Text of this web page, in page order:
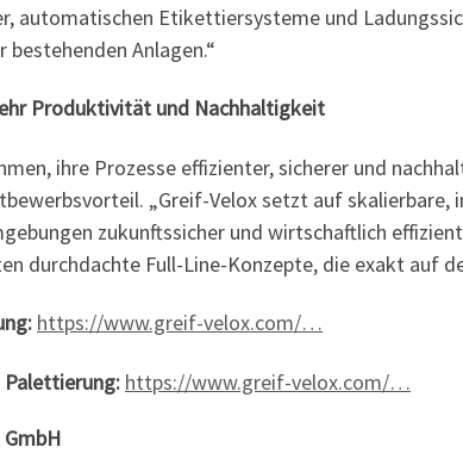
automatischen Etikettiersysteme und
bestehenden Anlagen.“
Produktivität und Nachhaltigkeit
ihre Prozesse effizienter, sicherer und
„Greif-Velox setzt auf
zukunftssicher und wirtschaftlich
durchdachte Full-Line-Konzepte, die exakt auf
https://www.greif-velox.com/…
https://www.greif-velox.com/…
GmbH